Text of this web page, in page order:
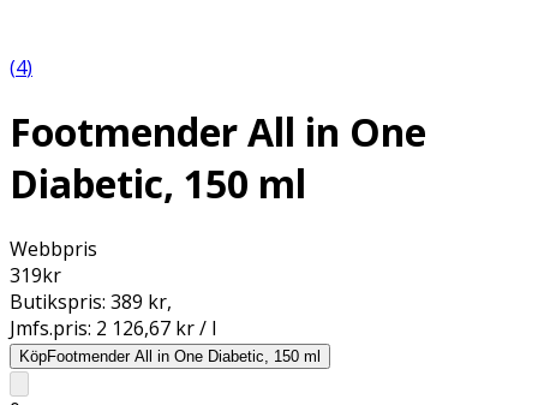
(4)
Footmender All in One
Diabetic, 150 ml
Webbpris
319kr
Butikspris: 389 kr,
Jmfs.pris: 2 126,67 kr / l
KöpFootmender All in One Diabetic, 150 ml